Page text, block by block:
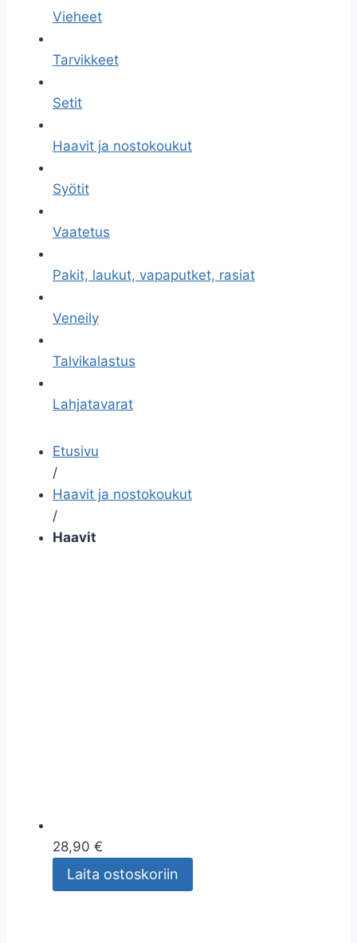
Vieheet
Tarvikkeet
Setit
Haavit ja nostokoukut
Syötit
Vaatetus
Pakit, laukut, vapaputket, rasiat
Veneily
Talvikalastus
Lahjatavarat
Etusivu
/
Haavit ja nostokoukut
/
Haavit
28,90 €
Laita ostoskoriin